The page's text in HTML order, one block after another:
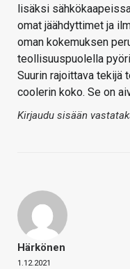
lisäksi
omat jäähdyttimet ja
oman kokemuksen
teollisuuspuolella
Suurin rajoittava tekijä
coolerin koko. Se on
Kirjaudu sisään
Härkönen
1.12.2021